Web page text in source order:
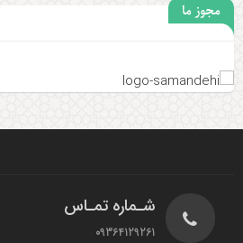
مجوز ما
شـماره تمـاس
09364129261